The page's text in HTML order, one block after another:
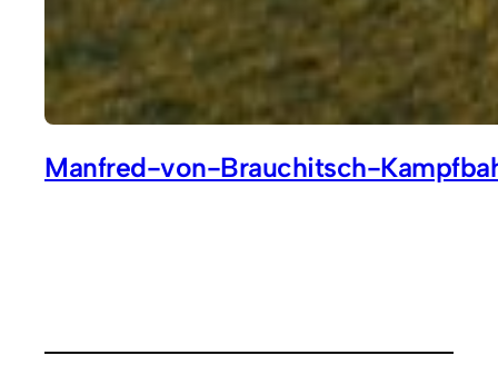
Manfred-von-Brauchitsch-